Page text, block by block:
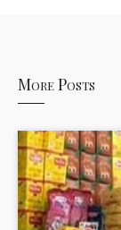
More Posts